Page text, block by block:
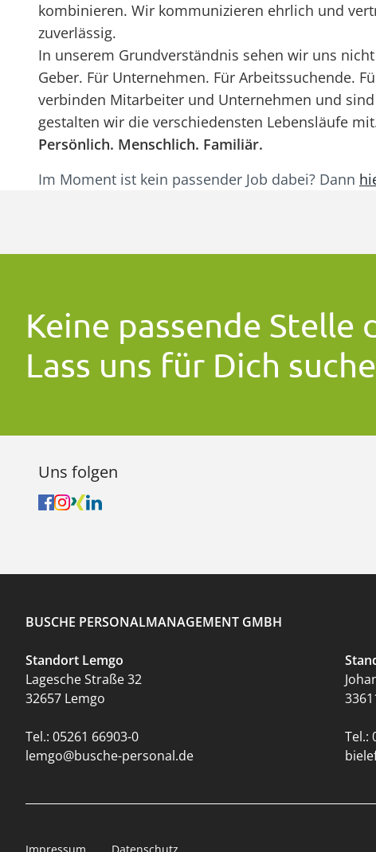
kombinieren. Wir kommunizieren ehrlich und
zuverlässig.
In unserem Grundverständnis sehen wir uns
Geber. Für Unternehmen. Für Arbeitssuchende.
verbinden Mitarbeiter und Unternehmen und
gestalten wir die verschiedensten Lebensläufe
Persönlich. Menschlich. Familiär.
Im Moment ist kein passender Job dabei? Dann
Keine passende Stelle
Lass uns für Dich
Uns folgen
BUSCHE PERSONALMANAGEMENT GMBH
Standort Lemgo
Lagesche Straße 32
32657 Lemgo
Tel.: 05261 66903-0
lemgo@busche-personal.de
Tel.: